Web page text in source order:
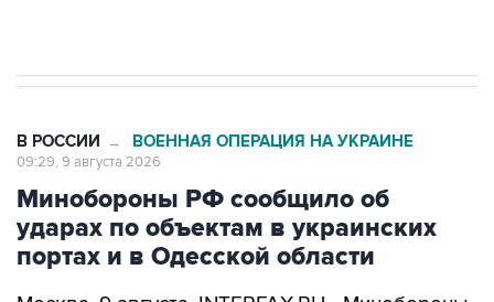
В РОССИИ → ВОЕННАЯ ОПЕРАЦИЯ НА УКРАИНЕ
09:29, 9 августа 2026
Минобороны РФ сообщило об
ударах по объектам в украинских
портах и в Одесской области